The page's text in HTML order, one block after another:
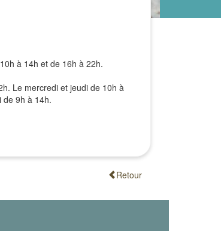
à 14h et de 16h à 22h.
Le mercredi et jeudi de 10h à
de 9h à 14h.
Retour